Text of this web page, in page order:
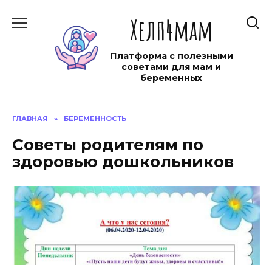
содержанию
Хелп4мам
Платформа с полезными
советами для мам и
беременных
ГЛАВНАЯ » БЕРЕМЕННОСТЬ
Советы родителям по
здоровью дошкольников